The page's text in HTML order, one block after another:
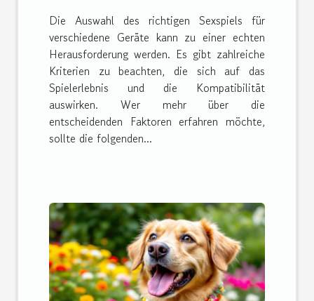
Die Auswahl des richtigen Sexspiels für
verschiedene Geräte kann zu einer echten
Herausforderung werden. Es gibt zahlreiche
Kriterien zu beachten, die sich auf das
Spielerlebnis und die Kompatibilität
auswirken. Wer mehr über die
entscheidenden Faktoren erfahren möchte,
sollte die folgenden...